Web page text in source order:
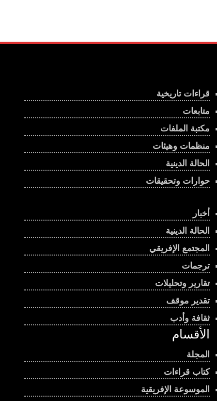
قراءات تاريخية
متابعات
مكتبة الملفات
منظمات وهيئات
الحالة الدينية
حوارات وتحقيقات
أخبار
الحالة الدينية
المجتمع الإفريقي
ترجمات
تقارير وتحليلات
تقدير موقف
ثقافة وأدب
الأقسام
المجلة
كتاب قراءات
الموسوعة الإفريقية